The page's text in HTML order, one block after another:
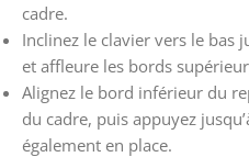
cadre.
Inclinez le clavier vers le bas
et affleure les bords
Alignez le bord inférieur du
du cadre, puis appuyez
également en place.